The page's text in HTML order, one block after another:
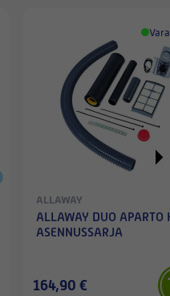
ALLAWAY
ALLAWAY DUO APARTO
ASENNUSSARJA
164,90 €